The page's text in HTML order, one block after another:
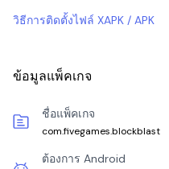
วิธีการติดตั้งไฟล์ XAPK / APK
ข้อมูลแพ็คเกจ
ชื่อแพ็คเกจ
com.fivegames.blockblast
ต้องการ Android